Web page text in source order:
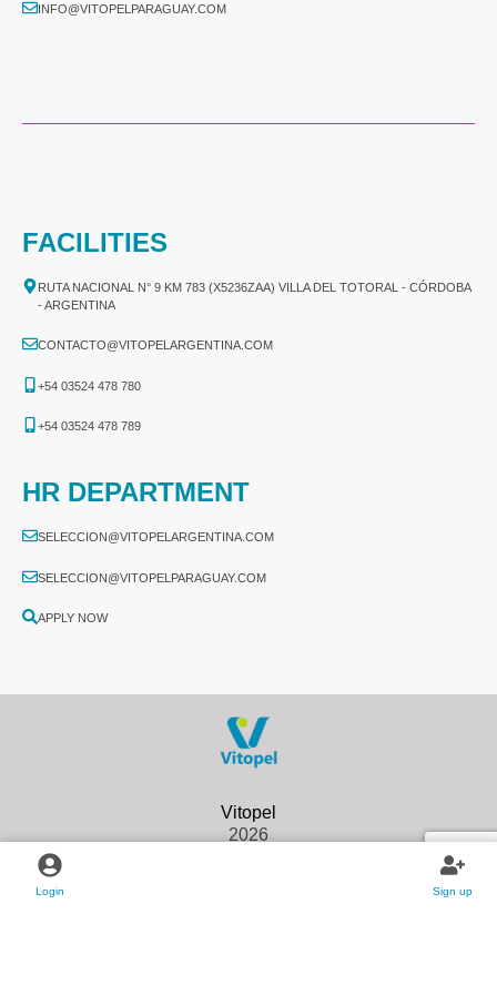
Login Sign up
INFO@VITOPELPARAGUAY.COM
FACILITIES
RUTA NACIONAL N° 9 KM 783 (X5236ZAA) VILLA DEL TOTORAL - CÓRDOBA
- ARGENTINA
CONTACTO@VITOPELARGENTINA.COM
+54 03524 478 780​
+54 03524 478 789​
HR DEPARTMENT
SELECCION@VITOPELARGENTINA.COM
SELECCION@VITOPELPARAGUAY.COM
APPLY NOW
2026